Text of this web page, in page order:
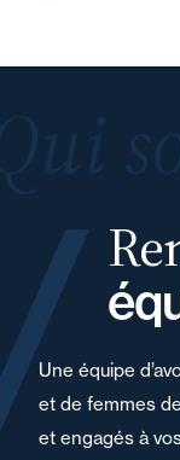
Une équipe
et de femmes
et engagés à